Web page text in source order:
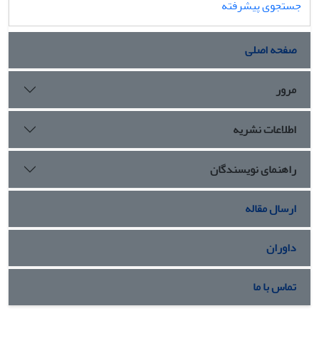
جستجوی پیشرفته
صفحه اصلی
مرور
اطلاعات نشریه
راهنمای نویسندگان
ارسال مقاله
داوران
تماس با ما